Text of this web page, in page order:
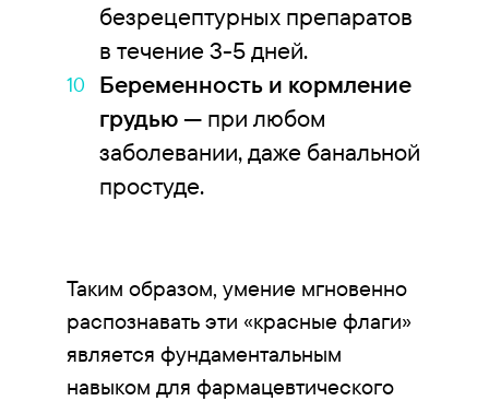
безрецептурных препаратов
в течение 3-5 дней.
Беременность и кормление
грудью— при любом
заболевании, даже банальной
простуде.
Таким образом, умение мгновенно
распознавать эти «красные флаги»
является фундаментальным
навыком для фармацевтического